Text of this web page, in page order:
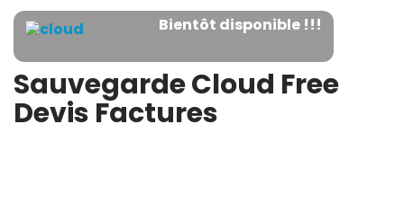
Bientôt disponible !!!
Sauvegarde Cloud Free
Devis Factures